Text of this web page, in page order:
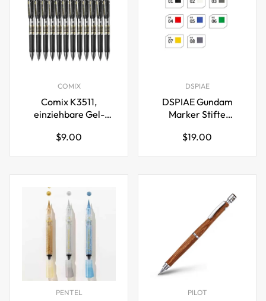
COMIX
Comix K3511,
einziehbare Gel-
Spitze (0,5 mm), 12
Regulärer
$9.00
DSPIAE
DSPIAE Gundam
Marker Stifte
Pinselspitze
Regulärer
$19.00
PENTEL PILOT